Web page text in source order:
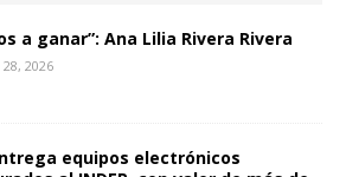
a ganar”: Ana Lilia Rivera Rivera
2026
equipos electrónicos